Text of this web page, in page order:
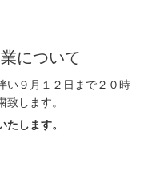
について
い９月１２ 日まで２０時
します。
します。